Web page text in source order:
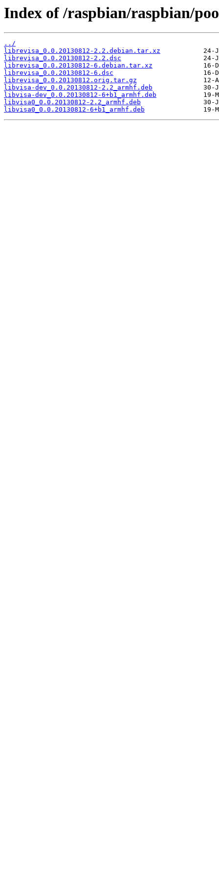
Index of /raspbian/raspbian/
../
librevisa_0.0.20130812-2.2.debian.tar.xz
librevisa_0.0.20130812-2.2.dsc
librevisa_0.0.20130812-6.debian.tar.xz
librevisa_0.0.20130812-6.dsc
librevisa_0.0.20130812.orig.tar.gz
libvisa-dev_0.0.20130812-2.2_armhf.deb
libvisa-dev_0.0.20130812-6+b1_armhf.deb
libvisa0_0.0.20130812-2.2_armhf.deb
libvisa0_0.0.20130812-6+b1_armhf.deb